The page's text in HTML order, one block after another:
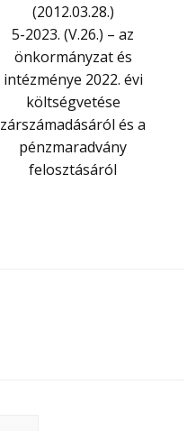
(2012.03.28.)
5-2023. (V.26.) – az
önkormányzat és
intézménye 2022. évi
költségvetése
zárszámadásáról és a
pénzmaradvány
felosztásáról